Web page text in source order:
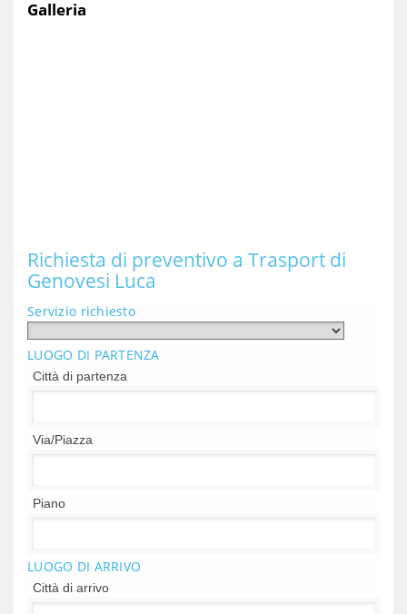
Galleria
Richiesta di preventivo a Trasport di
Genovesi Luca
Servizio richiesto
LUOGO DI PARTENZA
Città di partenza
Via/Piazza
Piano
LUOGO DI ARRIVO
Città di arrivo